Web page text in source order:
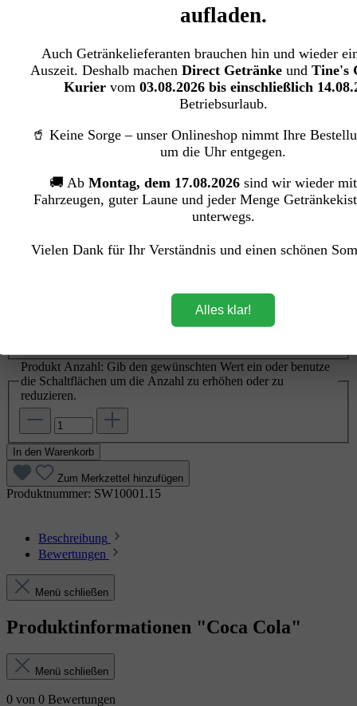
Regulärer Preis:
Preise inkl. MwSt. zzgl. Versandkosten
Gebinde auswählen
Dose(Diese Option ist zurzeit nicht verfügbar.)
PET Mehrweg
Produkt Anzahl: Gib den gewünschten Wert ein oder benutze
die Schaltflächen um die Anzahl zu erhöhen oder zu
reduzieren.
In den Warenkorb
Zum Merkzettel hinzufügen
Produktnummer: SW10001.15
Beschreibung
Bewertungen
Menü schließen
Produktinformationen "Coca Cola"
Menü schließen
0 von 0 Bewertungen
aufladen.
Auch Getränkelieferanten brauchen hin und wieder
Auszeit. Deshalb machen Direct Getränke und Tine's
Kurier vom 03.08.2026 bis einschließlich
Betriebsurlaub.
🥤 Keine Sorge – unser Onlineshop nimmt Ihre
um die Uhr entgegen.
🚚 Ab Montag, dem 17.08.2026 sind wir wieder
Fahrzeugen, guter Laune und jeder Menge
unterwegs.
Vielen Dank für Ihr Verständnis und einen schönen
Alles klar!